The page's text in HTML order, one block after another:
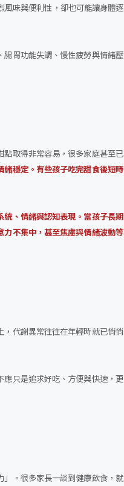
味與便利性，卻也可能讓身體逐
胃功能失調、慢性疲勞與情緒壓
取得非常容易，很多家庭甚至已
穩定。有些孩子吃完甜食後短時
、情緒與認知表現。當孩子長期
不集中，甚至焦慮與情緒波動等
代謝異常往往在年輕時就已悄悄
只是追求好吃、方便與快速，更
。很多家長一談到健康飲食，就